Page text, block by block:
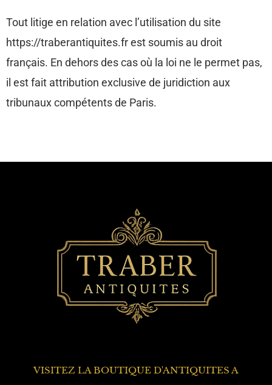
Tout litige en relation avec l’utilisation du site
https://traberantiquites.fr est soumis au droit
français. En dehors des cas où la loi ne le permet pas,
il est fait attribution exclusive de juridiction aux
tribunaux compétents de Paris.
VISITEZ LA BOUTIQUE D'ANTIQUITES A